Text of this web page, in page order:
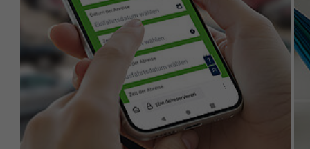
Gebündeltes Know-
how für maximale
Leistung.